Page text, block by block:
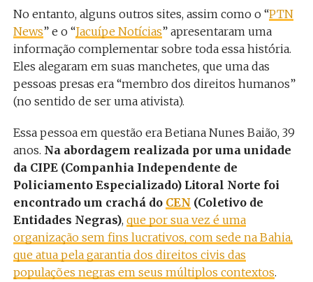
No entanto, alguns outros sites, assim como o “PTN
News” e o “Jacuípe Notícias” apresentaram uma
informação complementar sobre toda essa história.
Eles alegaram em suas manchetes, que uma das
pessoas presas era “membro dos direitos humanos”
(no sentido de ser uma ativista).
Essa pessoa em questão era Betiana Nunes Baião, 39
anos. Na abordagem realizada por uma unidade
da CIPE (Companhia Independente de
Policiamento Especializado) Litoral Norte foi
encontrado um crachá do CEN (Coletivo de
Entidades Negras), que por sua vez é uma
organização sem fins lucrativos, com sede na Bahia,
que atua pela garantia dos direitos civis das
populações negras em seus múltiplos contextos.